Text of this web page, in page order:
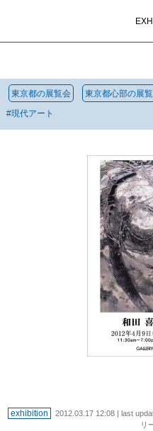
東京都の展覧会 東京都心部の展
#現代アート
exhibition 2012.03.17 12:08| last
リ